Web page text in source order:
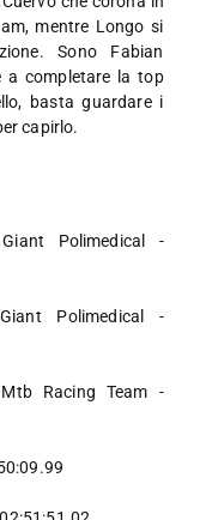
mentre Longo si
Sono Fabian
a completare la top
basta guardare i
capirlo.
Polimedical -
Polimedical -
Racing Team -